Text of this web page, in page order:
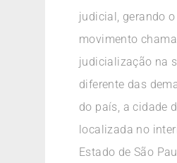
judicial, gerando o
movimento
judicialização na
diferente das
do país, a cidade
localizada no
Estado de São